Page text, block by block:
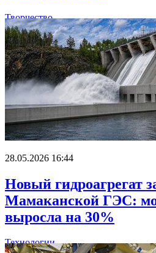
Творчество
28.05.2026 16:44
Новый гидроагрегат
Мамаканской ГЭС:
выросла на 30%
Технологии